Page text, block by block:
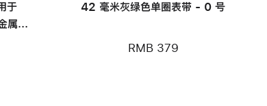
于
属表
42 毫米灰绿色单圈表带 - 0 号
RMB 379